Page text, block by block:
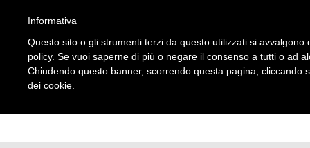
Informativa
Questo sito o gli strumenti terzi da questo utilizzati si
policy. Se vuoi saperne di più o negare il consenso a tutti o ad
Chiudendo questo banner, scorrendo questa pagina, cliccando
dei cookie.